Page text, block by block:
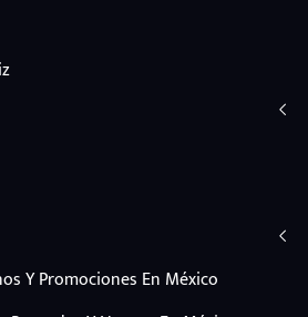
Y Promociones En México